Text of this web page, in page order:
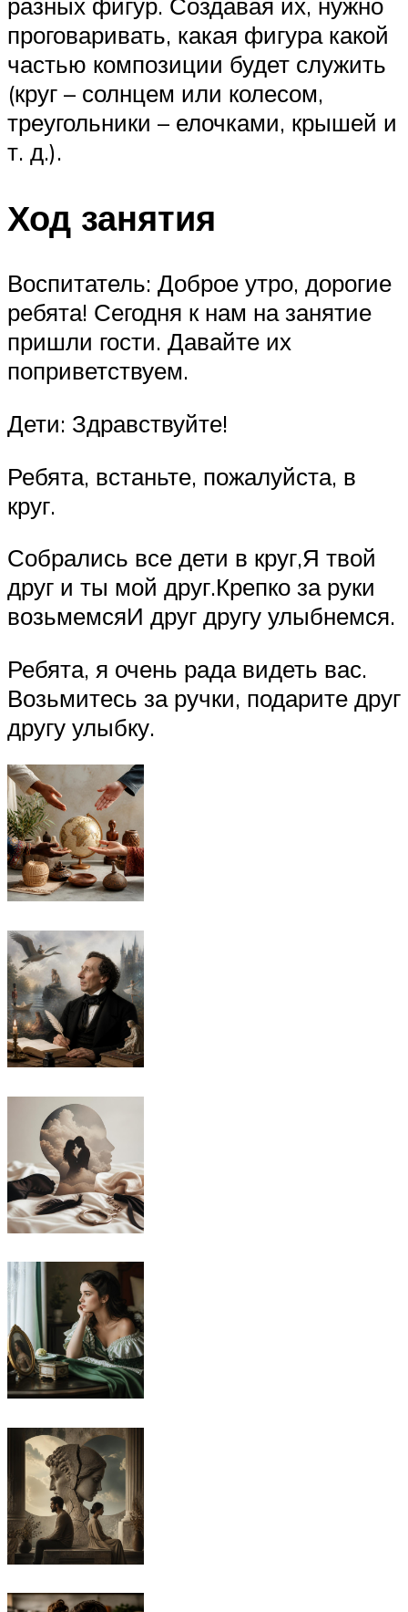
проговаривать, какая фигура какой
частью композиции будет служить
(круг – солнцем или колесом,
треугольники – елочками, крышей и
т. д.).
Ход занятия
Воспитатель: Доброе утро, дорогие
ребята! Сегодня к нам на занятие
пришли гости. Давайте их
поприветствуем.
Дети: Здравствуйте!
Ребята, встаньте, пожалуйста, в
круг.
Собрались все дети в круг,Я твой
друг и ты мой друг.Крепко за руки
возьмемсяИ друг другу улыбнемся.
Ребята, я очень рада видеть вас.
Возьмитесь за ручки, подарите друг
другу улыбку.